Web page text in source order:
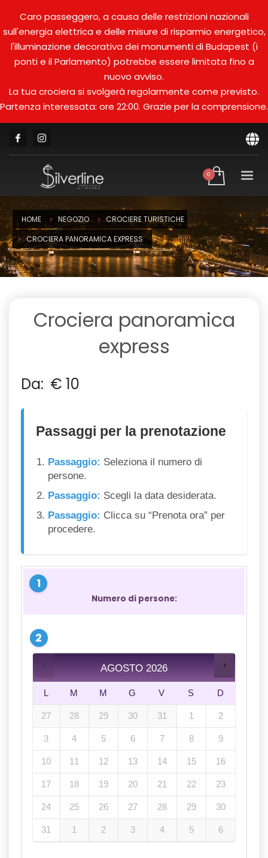
Caro passeggero, a causa delle restrizioni nazionali
sull'energia elettrica e delle misure di risparmio energetico,
l'illuminazione decorativa dei monumenti di Budapest (i
ponti e il Parlamento) potrebbe essere limitata fino a
nuovo avviso.
La tua crociera si svolgerà regolarmente come previsto.
Partenza interessata: ore 22:00. Grazie per la comprensione.
HOME NEGOZIO
CROCIERE TURISTICHE
CROCIERA PANORAMICA EXPRESS
Crociera panoramica
express
Da: € 10
Passaggi per la prenotazione
Passaggio: Seleziona il numero di
persone.
Passaggio: Scegli la data desiderata.
Passaggio: Clicca su “Prenota ora” per
procedere.
Numero di persone:
AGOSTO 2026
L M M G V S D
27 28 29 30 31 1 2
3 4 5 6 7 8 9
10 11 12 13 14 15 16
17 18 19 20 21 22 23
24 25 26 27 28 29 30
31 1 2 3 4 5 6